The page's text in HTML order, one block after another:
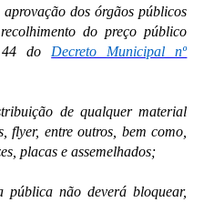
dos órgãos públicos
do preço público
44 do Decreto Municipal nº
de qualquer material
flyer, entre outros, bem como,
placas e assemelhados;
não deverá bloquear,